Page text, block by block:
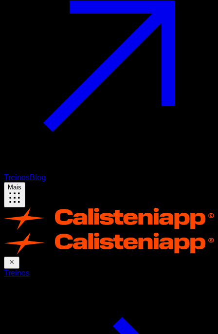
TreinosBlog
Mais
Treinos